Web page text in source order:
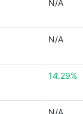
N/A
N/A
14.29%
N/A